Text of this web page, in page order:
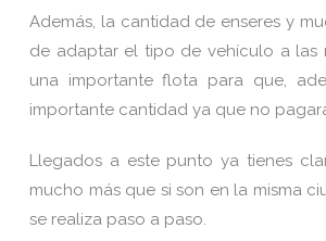
Además, la cantidad de enseres y
de adaptar el tipo de vehículo a las
una importante flota para que,
importante cantidad ya que no
Llegados a este punto ya tienes
mucho más que si son en la misma
se realiza paso a paso.